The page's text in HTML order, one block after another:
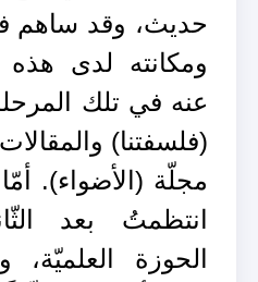
حديث، وقد ساهم
ومكانته لدى
عنه في تلك
(فلسفتنا)
مجلّة (الأضواء).
انتظمتُ بعد
الحوزة